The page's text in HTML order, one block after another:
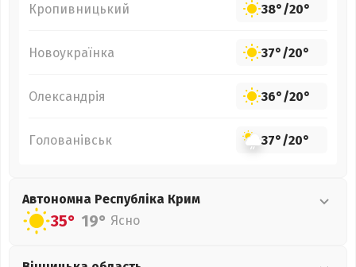
Кропивницький 38°/20°
Новоукраїнка 37°/20°
Олександрія 36°/20°
Голованівськ 37°/20°
Автономна Республіка Крим
35° 19° Ясно